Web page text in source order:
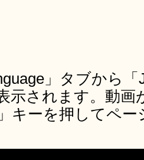
」タブから
示されます。動画
キーを押してペ